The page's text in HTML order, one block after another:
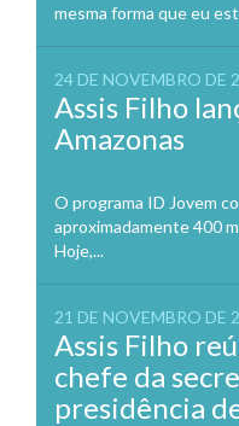
mesma forma que eu
24 DE NOVEMBRO DE
Assis Filho
Amazonas
O programa ID Jovem
aproximadamente 400
Hoje,...
21 DE NOVEMBRO DE
Assis Filho
chefe da
presidência